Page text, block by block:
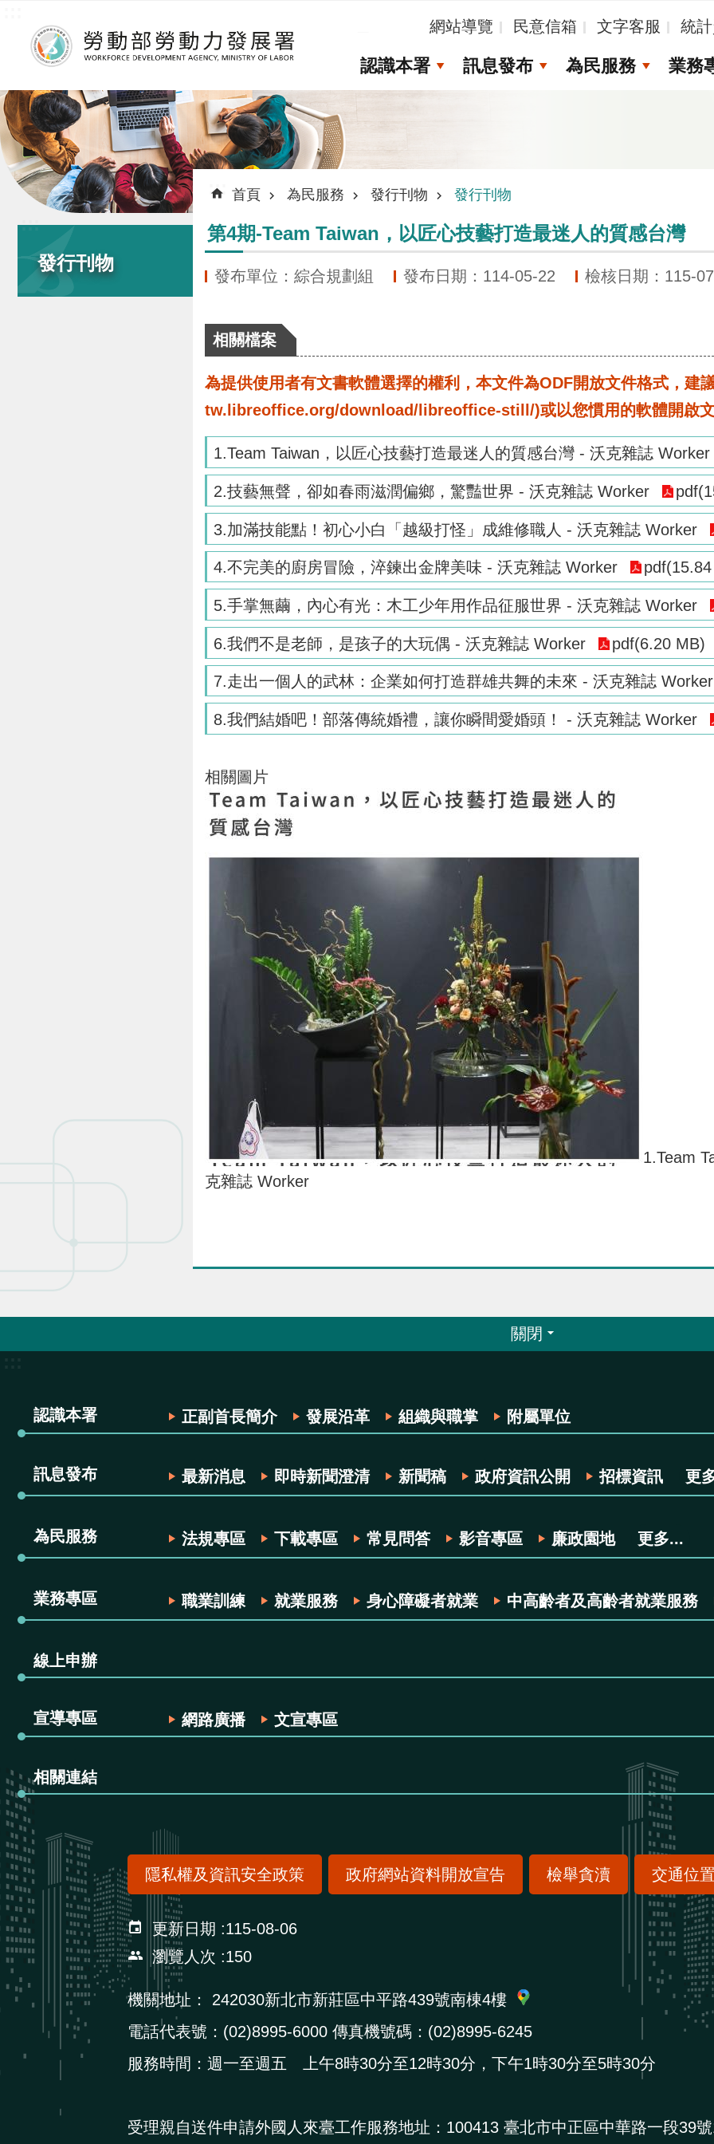
網站導覽 民意信箱 文字客服 統
認識本署 訊息發布 為民服務 業務
:::
發行刊物
::: 首頁 為民服務 發行刊物 發行刊物
第4期-Team Taiwan，以匠心技藝打造最迷人的質感台灣
發布單位：綜合規劃組 發布日期：114-05-22 檢核日期：115-
相關檔案
為提供使用者有文書軟體選擇的權利，本文件為ODF開放文件格式，建
tw.libreoffice.org/download/libreoffice-still/)或以您慣用的軟體開啟文
1.Team Taiwan，以匠心技藝打造最迷人的質感台灣 - 沃克雜誌 Worker
2.技藝無聲，卻如春雨滋潤偏鄉，驚豔世界 - 沃克雜誌 Worker
3.加滿技能點！初心小白「越級打怪」成維修職人 - 沃克雜誌 Worker
4.不完美的廚房冒險，淬鍊出金牌美味 - 沃克雜誌 Worker
5.手掌無繭，內心有光：木工少年用作品征服世界 - 沃克雜誌 Worker
6.我們不是老師，是孩子的大玩偶 - 沃克雜誌 Worker pdf(6.20 MB)
7.走出一個人的武林：企業如何打造群雄共舞的未來 - 沃克雜誌 Worker
8.我們結婚吧！部落傳統婚禮，讓你瞬間愛婚頭！ - 沃克雜誌 Worker
相關圖片
1.Team
克雜誌 Worker
關閉
認識本署 正副首長簡介 發展沿革 組織與職掌 附屬單位
訊息發布 最新消息 即時新聞澄清 新聞稿 政府資訊公開 招標資訊 更
為民服務 法規專區 下載專區 常見問答 影音專區 廉政園地 更多...
業務專區 職業訓練 就業服務 身心障礙者就業 中高齡者及高齡者就業服務
線上申辦
宣導專區 網路廣播 文宣專區
相關連結
隱私權及資訊安全政策 政府網站資料開放宣告 檢舉貪瀆 交通位
更新日期
115-08-06
瀏覽人次
150
機關地址：
242030新北市新莊區中平路439號南棟4樓
電話代表號：(02)8995-6000 傳真機號碼：(02)8995-6245
服務時間：週一至週五 上午8時30分至12時30分，下午1時30分至5時30分
受理親自送件申請外國人來臺工作服務地址： 100413 臺北市中正區中華路一段39